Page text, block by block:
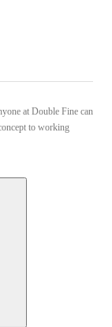
at Double Fine can
to working